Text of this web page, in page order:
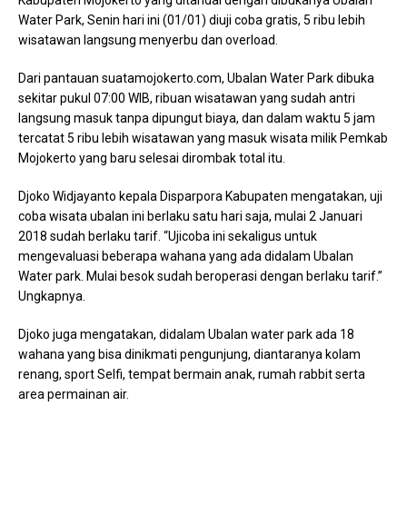
Water Park, Senin hari ini (01/01) diuji coba gratis, 5 ribu lebih
wisatawan langsung menyerbu dan overload.
Dari pantauan suatamojokerto.com, Ubalan Water Park dibuka
sekitar pukul 07:00 WIB, ribuan wisatawan yang sudah antri
langsung masuk tanpa dipungut biaya, dan dalam waktu 5 jam
tercatat 5 ribu lebih wisatawan yang masuk wisata milik Pemkab
Mojokerto yang baru selesai dirombak total itu.
Djoko Widjayanto kepala Disparpora Kabupaten mengatakan, uji
coba wisata ubalan ini berlaku satu hari saja, mulai 2 Januari
2018 sudah berlaku tarif. “Ujicoba ini sekaligus untuk
mengevaluasi beberapa wahana yang ada didalam Ubalan
Water park. Mulai besok sudah beroperasi dengan berlaku tarif.”
Ungkapnya.
Djoko juga mengatakan, didalam Ubalan water park ada 18
wahana yang bisa dinikmati pengunjung, diantaranya kolam
renang, sport Selfi, tempat bermain anak, rumah rabbit serta
area permainan air.